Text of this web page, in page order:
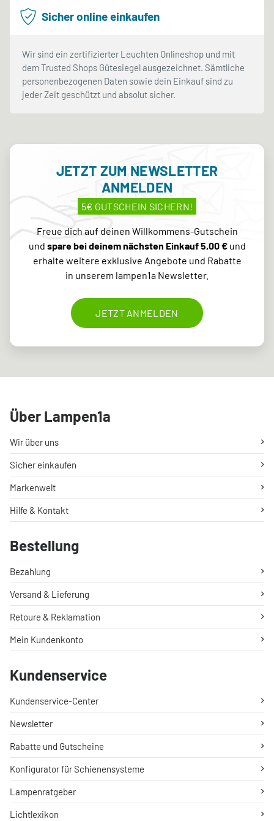
Sicher online einkaufen
Wir sind ein zertifizierter Leuchten Onlineshop und mit
dem Trusted Shops Gütesiegel ausgezeichnet. Sämtliche
personenbezogenen Daten sowie dein Einkauf sind zu
jeder Zeit geschützt und absolut sicher.
JETZT ZUM NEWSLETTER
ANMELDEN
5€ GUTSCHEIN SICHERN!
Freue dich auf deinen Willkommens-Gutschein
und spare bei deinem nächsten Einkauf 5,00 €und
erhalte weitere exklusive Angebote und Rabatte
in unserem lampen1a Newsletter.
JETZT ANMELDEN
Über Lampen1a
Wir über uns
Sicher einkaufen
Markenwelt
Hilfe & Kontakt
Bestellung
Bezahlung
Versand & Lieferung
Retoure & Reklamation
Mein Kundenkonto
Kundenservice
Kundenservice-Center
Newsletter
Rabatte und Gutscheine
Konfigurator für Schienensysteme
Lampenratgeber
Lichtlexikon